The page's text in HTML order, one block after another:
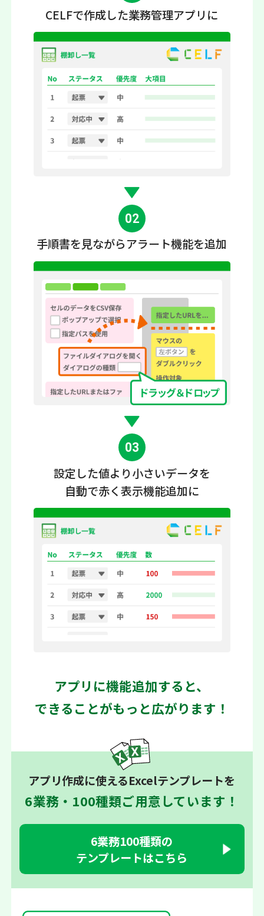
CELFで作成した業務管理アプリに
02
手順書を見ながらアラート機能を追加
03
設定した値より小さいデータを
自動で赤く表示機能追加に
アプリに機能追加すると、
できることがもっと広がります！
アプリ作成に使えるExcelテンプレートを
6業務・100種類ご用意しています！
6業務100種類の
テンプレートはこちら